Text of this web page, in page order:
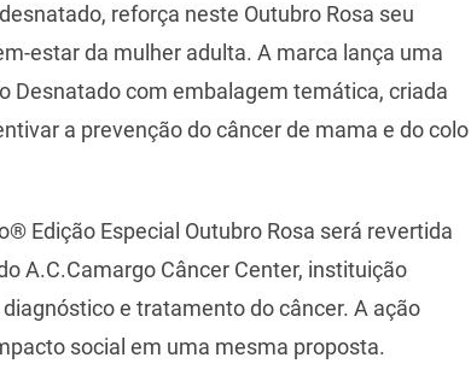
reforça neste Outubro Rosa seu
estar da mulher adulta. A marca lança uma
Desnatado com embalagem temática, criada
a prevenção do câncer de mama e do colo
Edição Especial Outubro Rosa será revertida
A.C.Camargo Câncer Center, instituição
e tratamento do câncer. A ação
social em uma mesma proposta.